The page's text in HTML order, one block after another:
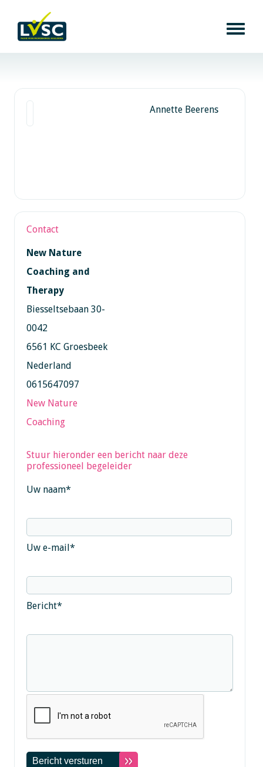
Annette Beerens
Contact
New Nature
Coaching and
Therapy
Biesseltsebaan 30-
0042
6561 KC Groesbeek
Nederland
0615647097
New Nature
Coaching
Stuur hieronder een bericht naar deze
professioneel begeleider
Uw naam*
Uw e-mail*
Bericht*